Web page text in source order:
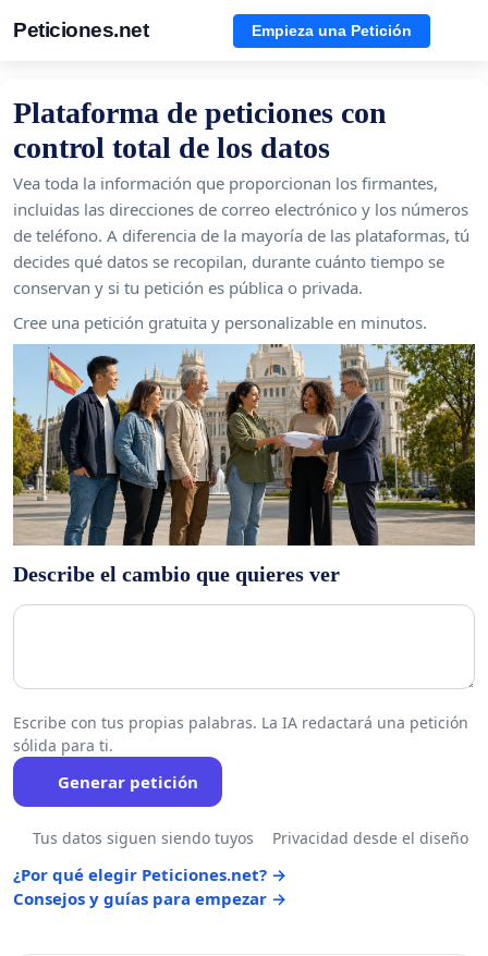
Peticiones.net Empieza una Petición
Plataforma de peticiones con
control total de los datos
Vea toda la información que proporcionan los firmantes,
incluidas las direcciones de correo electrónico y los números
de teléfono. A diferencia de la mayoría de las plataformas, tú
decides qué datos se recopilan, durante cuánto tiempo se
conservan y si tu petición es pública o privada.
Cree una petición gratuita y personalizable en minutos.
Describe el cambio que quieres ver
Escribe con tus propias palabras. La IA redactará una petición
sólida para ti.
Generar petición
Tus datos siguen siendo tuyos Privacidad desde el diseño
¿Por qué elegir Peticiones.net? →
Consejos y guías para empezar →